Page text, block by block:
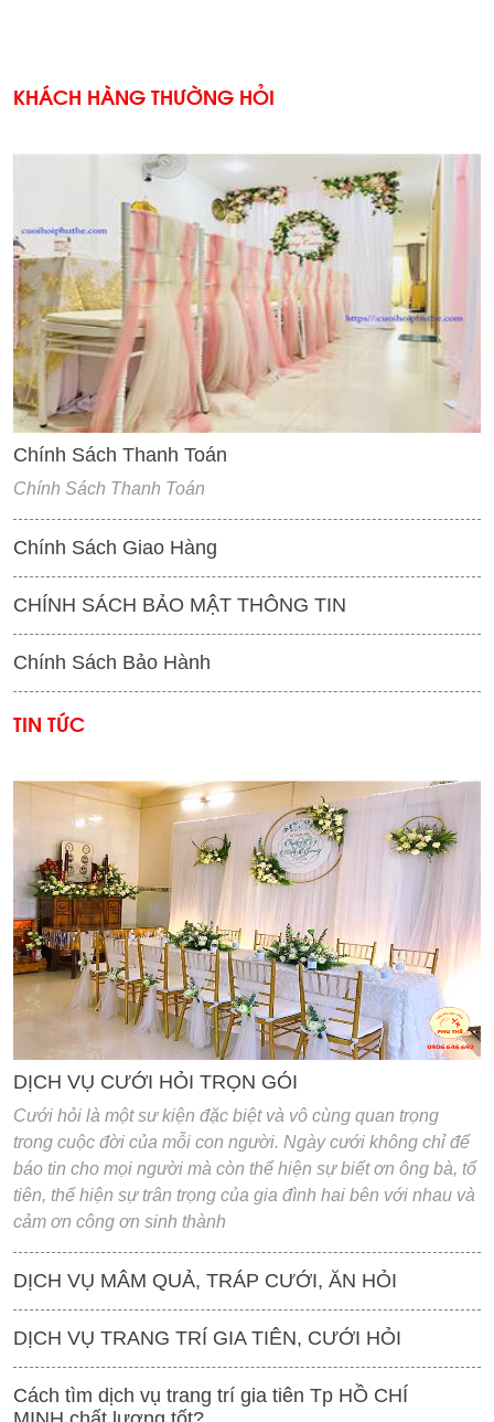
KHÁCH HÀNG THƯỜNG HỎI
'
Chính Sách Thanh Toán
Chính Sách Thanh Toán
Chính Sách Giao Hàng
CHÍNH SÁCH BẢO MẬT THÔNG TIN
Chính Sách Bảo Hành
TIN TỨC
'
DỊCH VỤ CƯỚI HỎI TRỌN GÓI
Cưới hỏi là một sư kiện đặc biệt và vô cùng quan trọng
trong cuộc đời của mỗi con người. Ngày cưới không chỉ để
báo tin cho mọi người mà còn thể hiện sự biết ơn ông bà, tổ
tiên, thể hiện sự trân trọng của gia đình hai bên với nhau và
cảm ơn công ơn sinh thành
DỊCH VỤ MÂM QUẢ, TRÁP CƯỚI, ĂN HỎI
DỊCH VỤ TRANG TRÍ GIA TIÊN, CƯỚI HỎI
Cách tìm dịch vụ trang trí gia tiên Tp HỒ CHÍ